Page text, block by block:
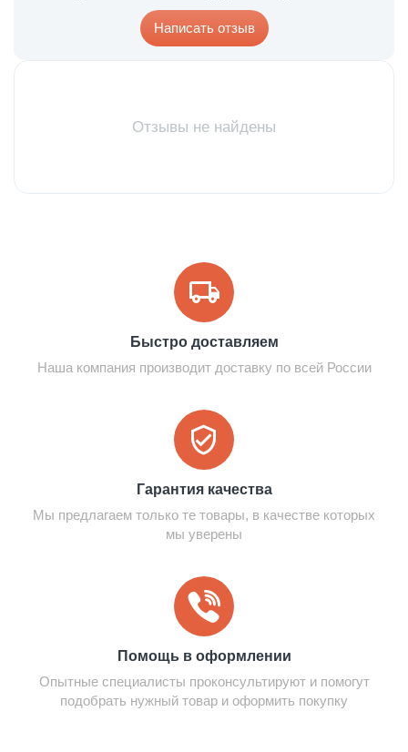
Написать отзыв
Отзывы не найдены
Быстро доставляем
Наша компания производит доставку по всей России
Гарантия качества
Мы предлагаем только те товары, в качестве которых
мы уверены
Помощь в оформлении
Опытные специалисты проконсультируют и помогут
подобрать нужный товар и оформить покупку